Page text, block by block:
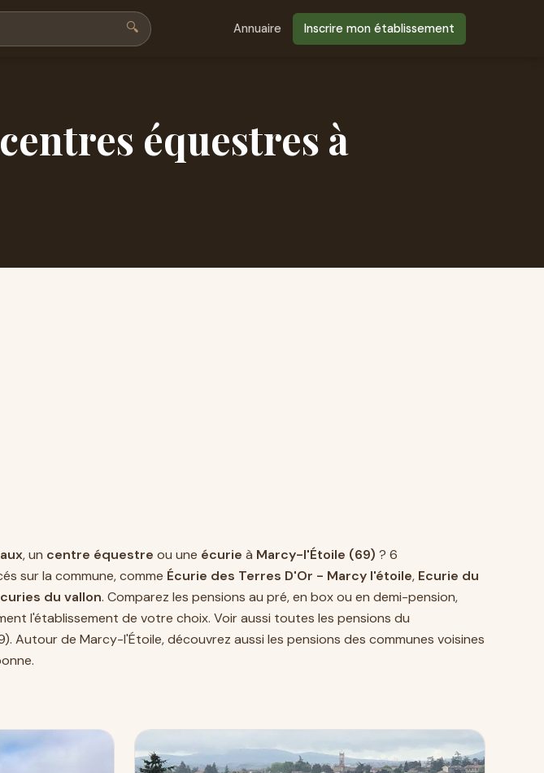
🔍 Annuaire Inscrire mon établissement
équestres à
, un centre équestre ou une écurie à Marcy-l'Étoile (69) ? 6
sur la commune, comme Écurie des Terres D'Or - Marcy l'étoile, Ecurie du
du vallon. Comparez les pensions au pré, en box ou en demi-pension,
l'établissement de votre choix. Voir aussi toutes les pensions du
. Autour de Marcy-l'Étoile, découvrez aussi les pensions des communes voisines
.